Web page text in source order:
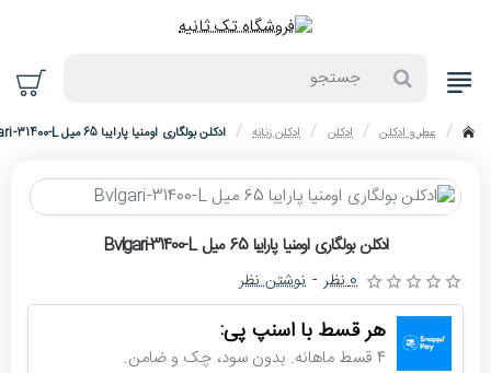
home
عطر و ادکلن ادکلن ادکلن زنانه ادکلن بولگاری اومنیا پارایبا 65 میل Bvlgari-31400-L
اتمام موجودی
ادکلن بولگاری اومنیا پارایبا 65 میل Bvlgari-31400-L
هر قسط با اسنپ پی:
4 قسط ماهانه. بدون سود، چک و ضامن.
0 نظر - نوشتن نظر